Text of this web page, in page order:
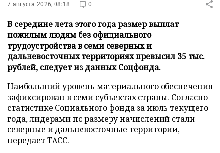
7 августа 2026, 08:18 0
В середине лета этого года размер выплат
пожилым людям без официального
трудоустройства в семи северных и
дальневосточных территориях превысил 35 тыс.
рублей, следует из данных Соцфонда.
Наибольший уровень материального обеспечения
зафиксирован в семи субъектах страны. Согласно
статистике Социального фонда за июль текущего
года, лидерами по размеру начислений стали
северные и дальневосточные территории,
передаетТАСС.